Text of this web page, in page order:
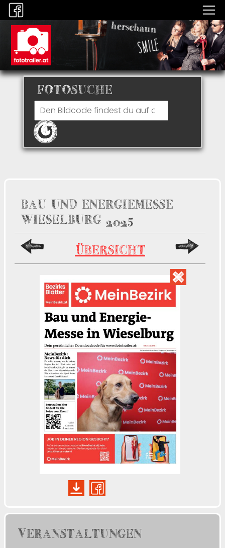
FOTOSUCHE
BAU UND ENERGIEMESSE
WIESELBURG 2025
ÜBERSICHT
VERANSTALTUNGEN